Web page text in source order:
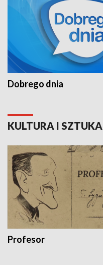
Dobrego dnia
KULTURA I SZTUKA
Profesor